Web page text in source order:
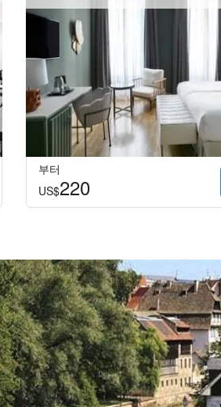
부터
US$220